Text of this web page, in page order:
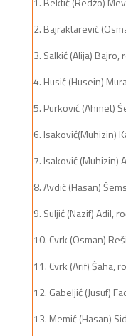
2. Bajraktarević
3. Salkić (Alija)
4. Husić (Husein)
5. Purković (Ahmet)
6. Isaković(Muhizin)
7. Isaković (Muhizin)
8. Avdić (Hasan)
9. Suljić (Nazif) Adil,
10. Cvrk (Osman)
11. Cvrk (Arif) Šaha,
12. Gabeljić (Jusuf)
13. Memić (Hasan)